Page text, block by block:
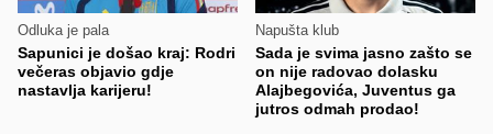
Odluka je pala
Sapunici je došao kraj: Rodri
večeras objavio gdje
nastavlja karijeru!
Napušta klub
Sada je svima jasno zašto se
on nije radovao dolasku
Alajbegovića, Juventus ga
jutros odmah prodao!